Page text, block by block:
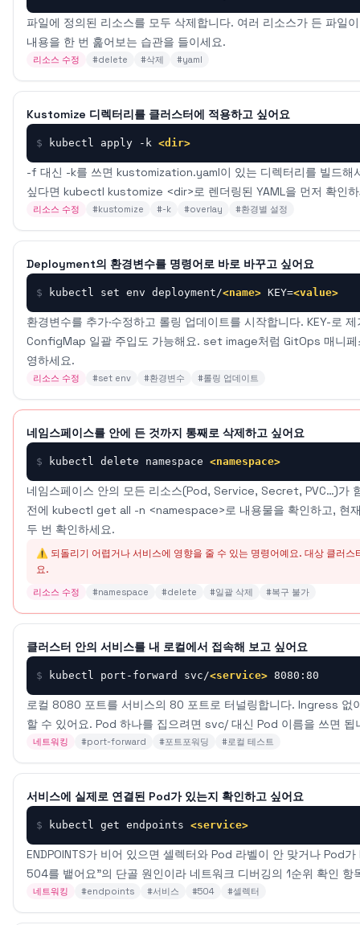
파일에 정의된 리소스를 모두 삭제합니다. 여러 리소스가 든 파일
내용을 한 번 훑어보는 습관을 들이세요.
리소스 수정 #delete #삭제 #yaml
Kustomize 디렉터리를 클러스터에 적용하고 싶어요
$ kubectl apply -k <dir>
-f 대신 -k를 쓰면 kustomization.yaml이 있는 디렉터리를 빌드해
싶다면 kubectl kustomize <dir>로 렌더링된 YAML을 먼저 확인
리소스 수정 #kustomize #-k #overlay #환경별 설정
Deployment의 환경변수를 명령어로 바로 바꾸고 싶어요
$ kubectl set env deployment/<name> KEY=<value>
환경변수를 추가·수정하고 롤링 업데이트를 시작합니다. KEY-
ConfigMap 일괄 주입도 가능해요. set image처럼 GitOps 매니페
영하세요.
리소스 수정 #set env #환경변수 #롤링 업데이트
네임스페이스를 안에 든 것까지 통째로 삭제하고 싶어요
$ kubectl delete namespace <namespace>
네임스페이스 안의 모든 리소스(Pod, Service, Secret, PVC…)가
전에 kubectl get all -n <namespace>로 내용물을 확인하고, 현
두 번 확인하세요.
⚠️ 되돌리기 어렵거나 서비스에 영향을 줄 수 있는 명령어예요. 대상 클러스
요.
리소스 수정 #namespace #delete #일괄 삭제 #복구 불가
클러스터 안의 서비스를 내 로컬에서 접속해 보고 싶어요
$ kubectl port-forward svc/<service> 8080:80
로컬 8080 포트를 서비스의 80 포트로 터널링합니다. Ingress
할 수 있어요. Pod 하나를 집으려면 svc/ 대신 Pod 이름을 쓰면 됩
네트워킹 #port-forward #포트포워딩 #로컬 테스트
서비스에 실제로 연결된 Pod가 있는지 확인하고 싶어요
$ kubectl get endpoints <service>
ENDPOINTS가 비어 있으면 셀렉터와 Pod 라벨이 안 맞거나 Pod
504를 뱉어요"의 단골 원인이라 네트워크 디버깅의 1순위 확인 항
네트워킹 #endpoints #서비스 #504 #셀렉터